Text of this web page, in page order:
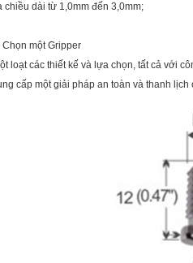
chiều dài từ 1,0mm đến 3,0mm;
Chọn một Gripper
loạt các thiết kế và lựa chọn, tất cả với
cấp một giải pháp an toàn và thanh lịch